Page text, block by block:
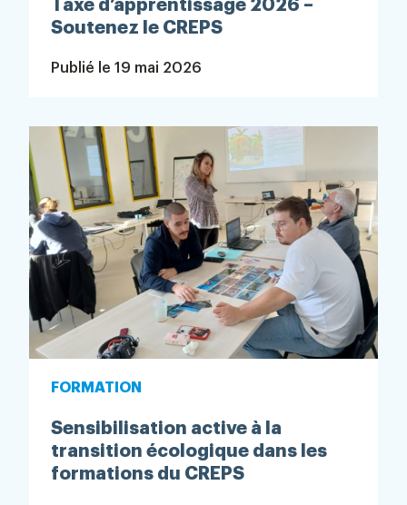
Taxe d’apprentissage 2026 –
Soutenez le CREPS
Publié le 19 mai 2026
FORMATION
Sensibilisation active à la
transition écologique dans les
formations du CREPS